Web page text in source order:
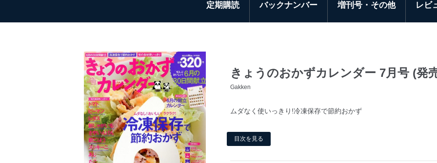
定期購読 バックナンバー 増刊号・その他 レビ
きょうのおかずカレンダー 7月号 (発
Gakken
ムダなく使いっきり!冷凍保存で節約おかず
目次を見る